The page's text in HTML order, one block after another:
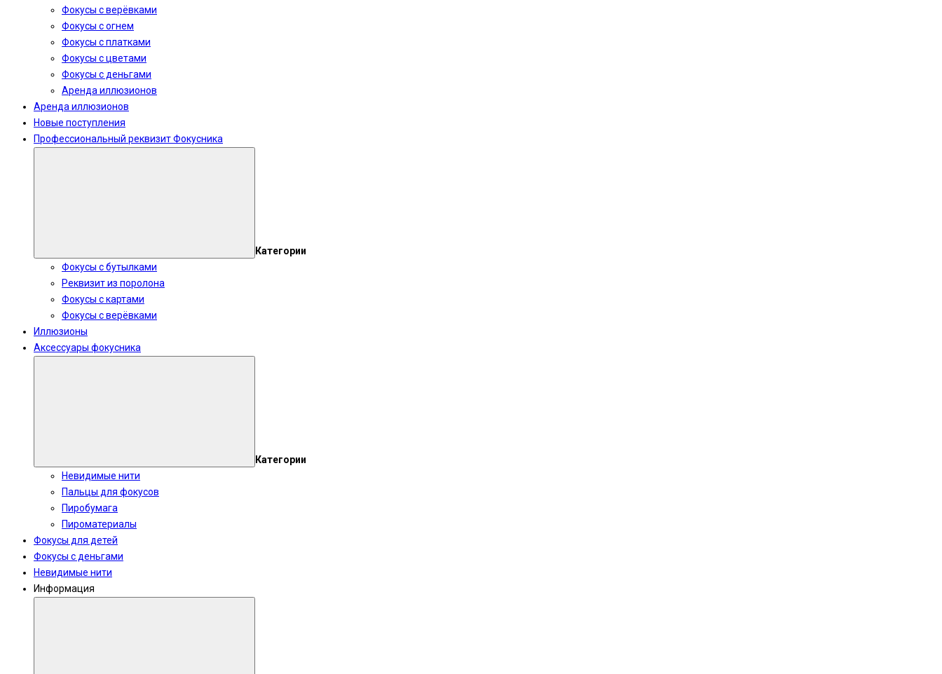
Фокусы с верёвками
Фокусы с огнем
Фокусы с платками
Фокусы с цветами
Фокусы с деньгами
Аренда иллюзионов
Аренда иллюзионов
Новые поступления
Профессиональный реквизит Фокусника
Категории
Фокусы с бутылками
Реквизит из поролона
Фокусы с картами
Фокусы с верёвками
Иллюзионы
Аксессуары фокусника
Категории
Невидимые нити
Пальцы для фокусов
Пиробумага
Пироматериалы
Фокусы для детей
Фокусы с деньгами
Невидимые нити
Информация